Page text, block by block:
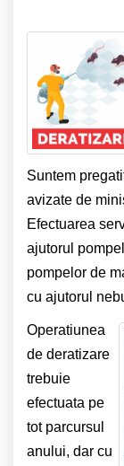
Suntem
avizate de
Efectuarea
ajutorul
pompelor de
cu ajutorul
Operatiunea
de deratizare
trebuie
efectuata pe
tot parcursul
anului, dar cu